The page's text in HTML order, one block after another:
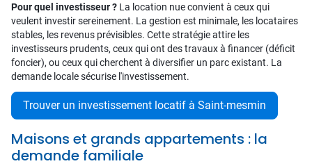
Pour quel investisseur ? La location nue convient à ceux qui
veulent investir sereinement. La gestion est minimale, les locataires
stables, les revenus prévisibles. Cette stratégie attire les
investisseurs prudents, ceux qui ont des travaux à financer (déficit
foncier), ou ceux qui cherchent à diversifier un parc existant. La
demande locale sécurise l'investissement.
Trouver un investissement locatif à Saint-mesmin
Maisons et grands appartements : la
demande familiale